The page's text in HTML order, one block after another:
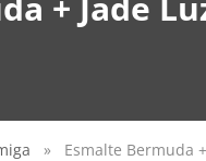
» Esmalte Bermuda